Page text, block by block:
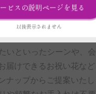
ギフトを通信販売で全国
いといったシーンや、
届けできるお祝い花な
ナップからご提案いたし
ビスの説明ページを見る
以後表示されません